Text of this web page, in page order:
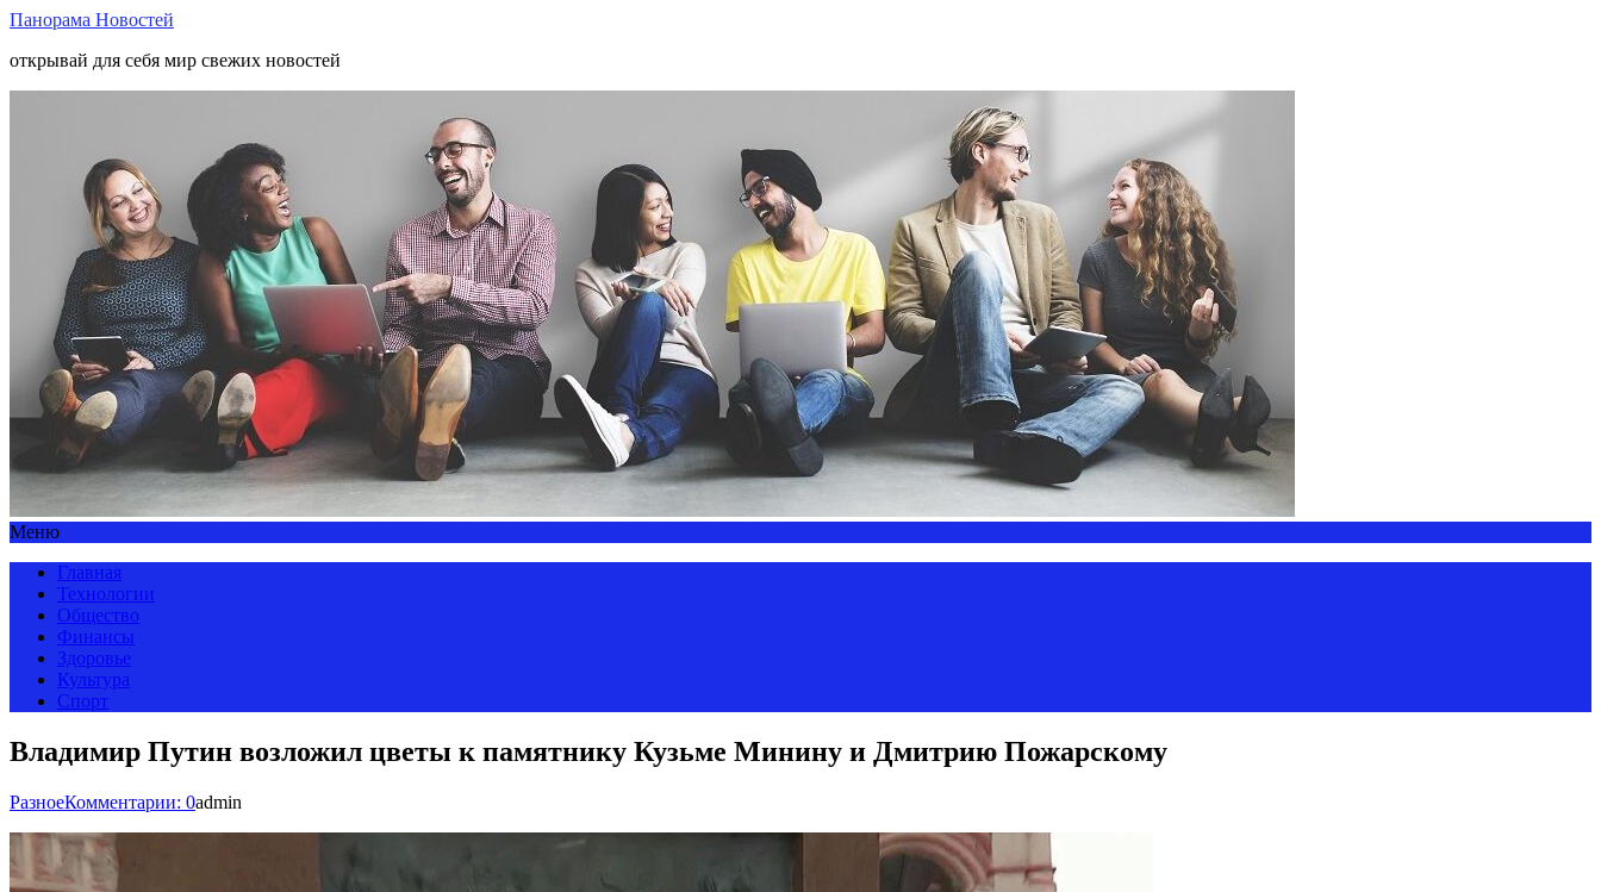
Панорама Новостей
открывай для себя мир свежих новостей
Меню
Главная
Технологии
Общество
Финансы
Здоровье
Культура
Спорт
Владимир Путин возложил цветы к памятнику Кузьме Минину и Дмитрию Пожарскому
РазноеКомментарии: 0admin